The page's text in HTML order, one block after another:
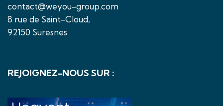
contact@weyou-group.com
8 rue de Saint-Cloud,
92150 Suresnes
REJOIGNEZ-NOUS SUR :